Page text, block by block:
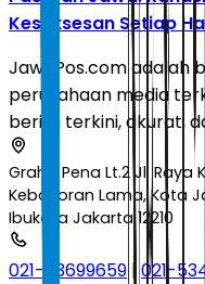
Kesuksesan Setiap
JawaPos.com adalah
perusahaan media
berita terkini, akurat,
Graha Pena Lt.2 Jl. Raya
Kebayoran Lama, Kota
Ibukota Jakarta 12210
021-53699659 | 021-